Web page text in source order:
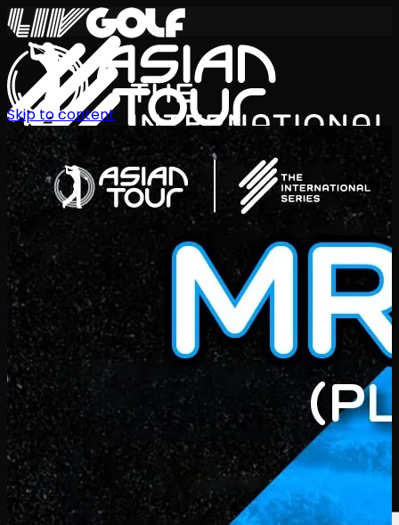
International Series 2026
KO
일정
선수
순위 뉴스 시청
로그인
Skip to content